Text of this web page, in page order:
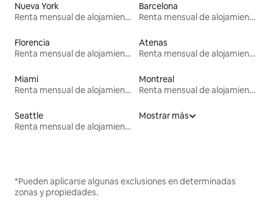
Nueva York
Renta mensual de alojamientos
Barcelona
Renta mensual de alojamientos
Florencia
Renta mensual de alojamientos
Atenas
Renta mensual de alojamientos
Miami
Renta mensual de alojamientos
Montreal
Renta mensual de alojamientos
Seattle
Renta mensual de alojamientos
Mostrar más
*Pueden aplicarse algunas exclusiones en determinadas
zonas y propiedades.